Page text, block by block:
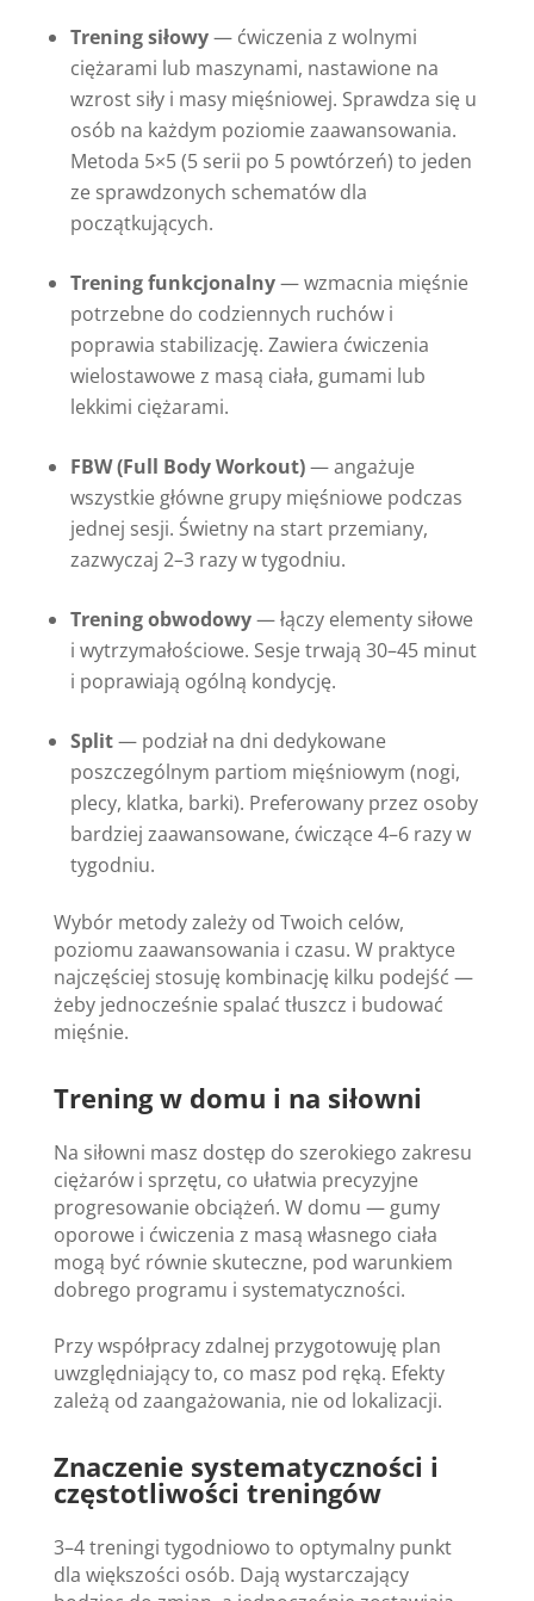
Trening siłowy— ćwiczenia z wolnymi
ciężarami lub maszynami, nastawione na
wzrost siły i masy mięśniowej. Sprawdza się u
osób na każdym poziomie zaawansowania.
Metoda 5×5 (5 serii po 5 powtórzeń) to jeden
ze sprawdzonych schematów dla
początkujących.
Trening funkcjonalny— wzmacnia mięśnie
potrzebne do codziennych ruchów i
poprawia stabilizację. Zawiera ćwiczenia
wielostawowe z masą ciała, gumami lub
lekkimi ciężarami.
FBW (Full Body Workout)— angażuje
wszystkie główne grupy mięśniowe podczas
jednej sesji. Świetny na start przemiany,
zazwyczaj 2–3 razy w tygodniu.
Trening obwodowy— łączy elementy siłowe
i wytrzymałościowe. Sesje trwają 30–45 minut
i poprawiają ogólną kondycję.
Split— podział na dni dedykowane
poszczególnym partiom mięśniowym (nogi,
plecy, klatka, barki). Preferowany przez osoby
bardziej zaawansowane, ćwiczące 4–6 razy w
tygodniu.
Wybór metody zależy od Twoich celów,
poziomu zaawansowania i czasu. W praktyce
najczęściej stosuję kombinację kilku podejść —
żeby jednocześnie spalać tłuszcz i budować
mięśnie.
Trening w domu i na siłowni
Na siłowni masz dostęp do szerokiego zakresu
ciężarów i sprzętu, co ułatwia precyzyjne
progresowanie obciążeń. W domu — gumy
oporowe i ćwiczenia z masą własnego ciała
mogą być równie skuteczne, pod warunkiem
dobrego programu i systematyczności.
Przy współpracy zdalnej przygotowuję plan
uwzględniający to, co masz pod ręką. Efekty
zależą od zaangażowania, nie od lokalizacji.
Znaczenie systematyczności i
częstotliwości treningów
3–4 treningi tygodniowo to optymalny punkt
dla większości osób. Dają wystarczający